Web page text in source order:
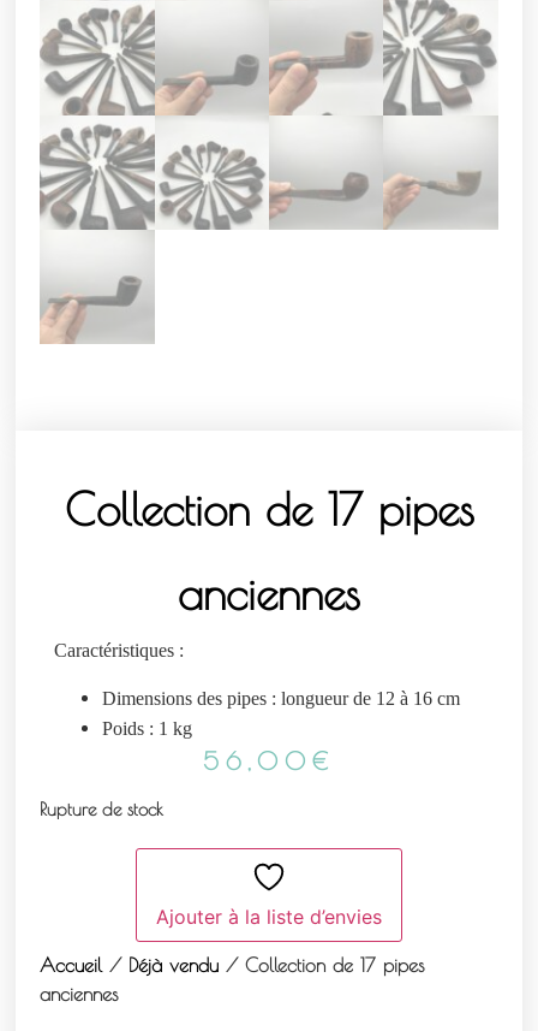
Collection de 17 pipes
anciennes
Caractéristiques :
Dimensions des pipes : longueur de 12 à 16 cm
Poids : 1 kg
56,00 €
Rupture de stock
Ajouter à la liste d’envies
Accueil / Déjà vendu / Collection de 17 pipes
anciennes